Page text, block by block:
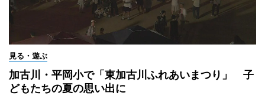
見る・遊ぶ
加古川・平岡小で「東加古川ふれあいまつり」 子
どもたちの夏の思い出に